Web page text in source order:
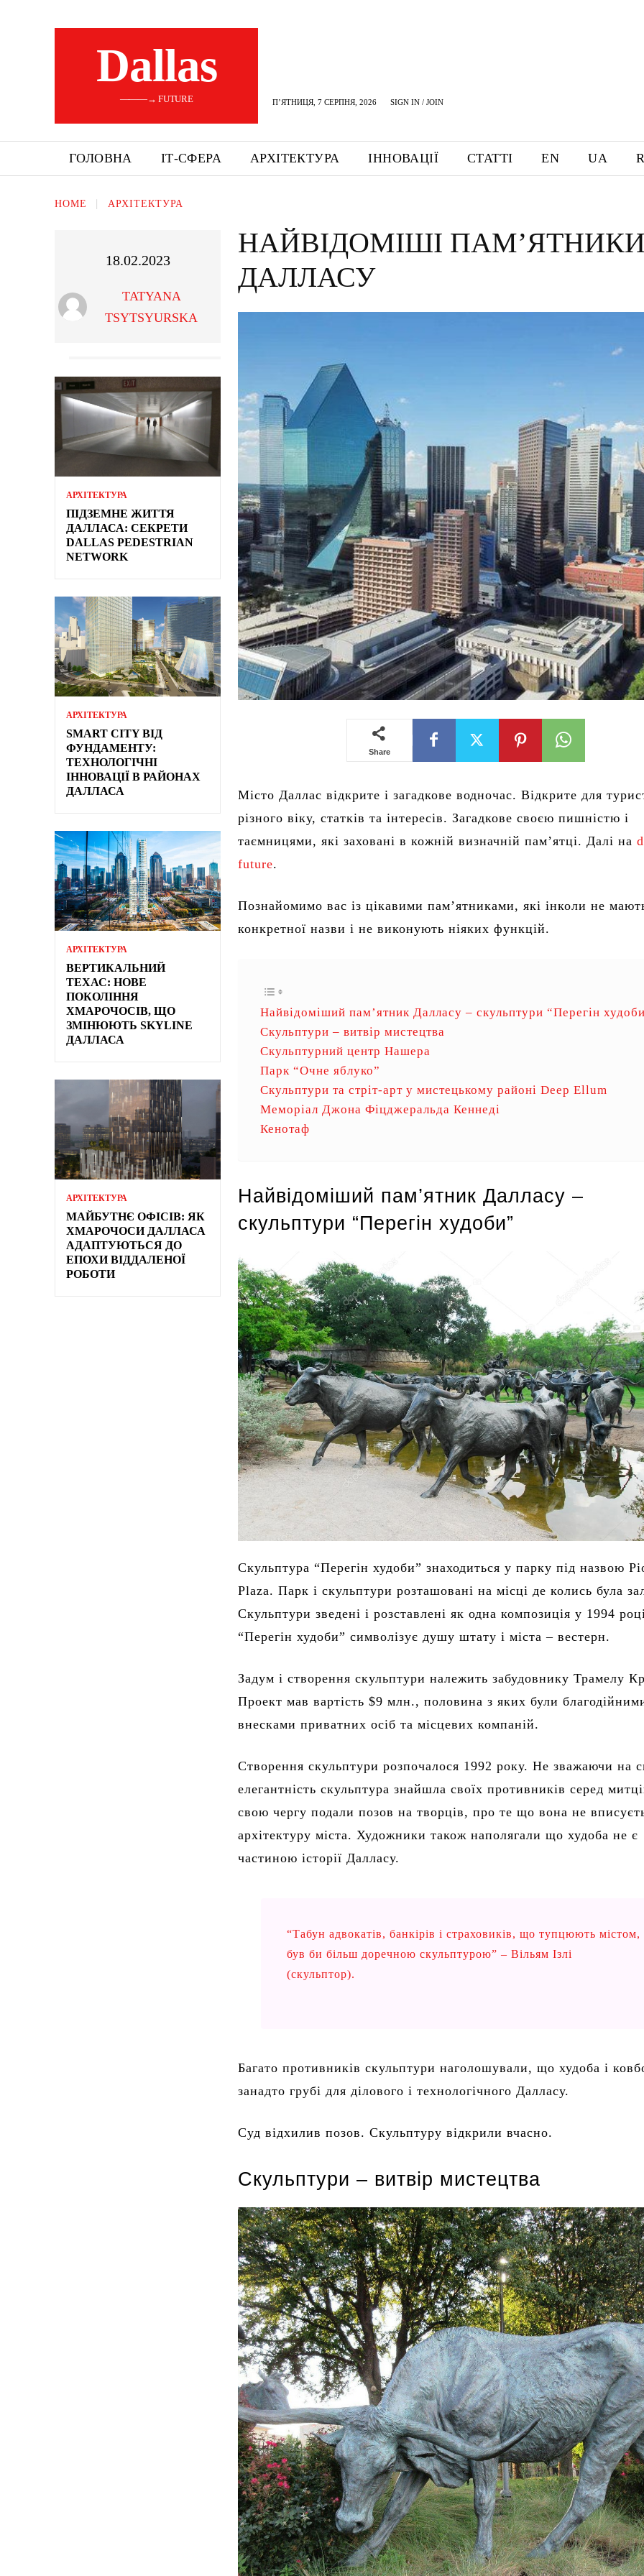
Dallas
———→ FUTURE П’ЯТНИЦЯ, 7 СЕРПНЯ, 2026 SIGN IN / JOIN
ГОЛОВНА ІТ-СФЕРА АРХІТЕКТУРА ІННОВАЦІЇ СТАТТІ EN UA
HOME АРХІТЕКТУРА
18.02.2023
TATYANA
TSYTSYURSKA
АРХІТЕКТУРА
ПІДЗЕМНЕ ЖИТТЯ
ДАЛЛАСА: СЕКРЕТИ
DALLAS PEDESTRIAN
NETWORK
АРХІТЕКТУРА
SMART CITY ВІД
ФУНДАМЕНТУ:
ТЕХНОЛОГІЧНІ
ІННОВАЦІЇ В РАЙОНАХ
ДАЛЛАСА
АРХІТЕКТУРА
ВЕРТИКАЛЬНИЙ
ТЕХАС: НОВЕ
ПОКОЛІННЯ
ХМАРОЧОСІВ, ЩО
ЗМІНЮЮТЬ SKYLINE
ДАЛЛАСА
АРХІТЕКТУРА
МАЙБУТНЄ ОФІСІВ: ЯК
ХМАРОЧОСИ ДАЛЛАСА
АДАПТУЮТЬСЯ ДО
ЕПОХИ ВІДДАЛЕНОЇ
РОБОТИ
НАЙВІДОМІШІ
ДАЛЛАСУ
Share
Місто Даллас відкрите і загадкове водночас. Відкрите для
різного віку, статків та інтересів. Загадкове своєю пишністю і
таємницями, які заховані в кожній визначній пам’ятці. Далі на
future.
Познайомимо вас із цікавими пам’ятниками, які інколи не
конкретної назви і не виконують ніяких функцій.
Найвідоміший пам’ятник Далласу – скульптури “Перегін
Скульптури – витвір мистецтва
Скульптурний центр Нашера
Парк “Очне яблуко”
Скульптури та стріт-арт у мистецькому районі Deep Ellum
Меморіал Джона Фіцджеральда Кеннеді
Кенотаф
Найвідоміший пам’ятник Далласу –
скульптури “Перегін худоби”
Скульптура “Перегін худоби” знаходиться у парку під назвою
Plaza. Парк і скульптури розташовані на місці де колись була
Скульптури зведені і розставлені як одна композиція у 1994
“Перегін худоби” символізує душу штату і міста – вестерн.
Задум і створення скульптури належить забудовнику Трамелу
Проект мав вартість $9 млн., половина з яких були
внесками приватних осіб та місцевих компаній.
Створення скульптури розпочалося 1992 року. Не зважаючи на
елегантність скульптура знайшла своїх противників серед
свою чергу подали позов на творців, про те що вона не
архітектуру міста. Художники також наполягали що худоба не є
частиною історії Далласу.
“Табун адвокатів, банкірів і страховиків, що тупцюють містом,
був би більш доречною скульптурою” – Вільям Ізлі
(скульптор).
Багато противників скульптури наголошували, що худоба і
занадто грубі для ділового і технологічного Далласу.
Суд відхилив позов. Скульптуру відкрили вчасно.
Скульптури – витвір мистецтва